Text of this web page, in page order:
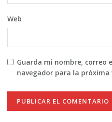
Web
Guarda mi nombre, correo
navegador para la próxima